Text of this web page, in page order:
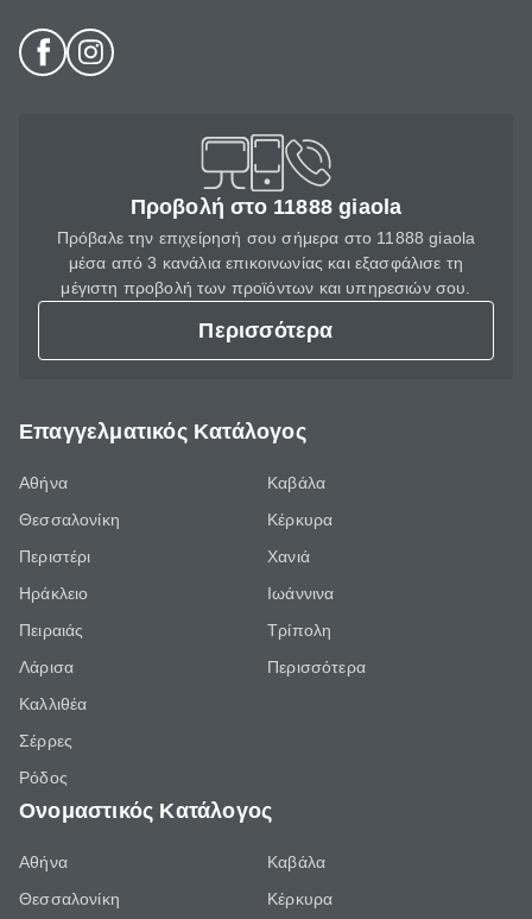
Προβολή στο 11888 giaola
Πρόβαλε την επιχείρησή σου σήμερα στο 11888 giaola
μέσα από 3 κανάλια επικοινωνίας και εξασφάλισε τη
μέγιστη προβολή των προϊόντων και υπηρεσιών σου.
Περισσότερα
Επαγγελματικός Κατάλογος
Αθήνα
Θεσσαλονίκη
Περιστέρι
Ηράκλειο
Πειραιάς
Λάρισα
Καλλιθέα
Σέρρες
Ρόδος
Καβάλα
Κέρκυρα
Χανιά
Ιωάννινα
Τρίπολη
Περισσότερα
Ονομαστικός Κατάλογος
Αθήνα
Θεσσαλονίκη
Καβάλα
Κέρκυρα